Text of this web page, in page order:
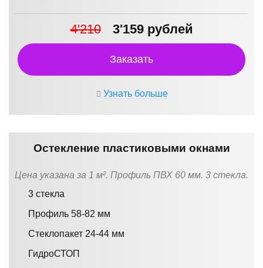
4'210 3'159 рублей
Заказать
Узнать больше
Остекление пластиковыми окнами
Цена указана за 1 м². Профиль ПВХ 60 мм. 3 стекла.
3 стекла
Профиль 58-82 мм
Стеклопакет 24-44 мм
ГидроСТОП